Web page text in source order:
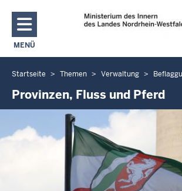
Direkt zum Inhalt
MENÜ
NAVIGATION AKTIVIEREN/DEAKTIVIEREN:
Sie
befinden
Startseite Themen Verwaltung
Provinzen, Fluss und Pferd